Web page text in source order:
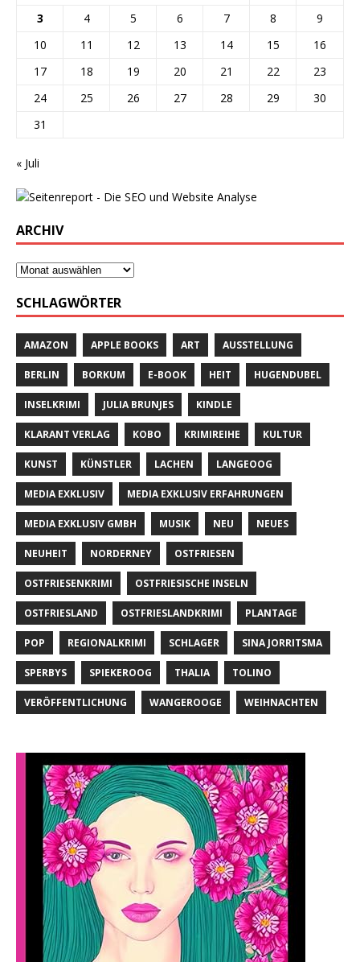
3
4 5 6 7 8
9
10
11 12 13 14 15
16
17
18 19 20 21 22
23
24
25 26 27 28 29
30
31
« Juli
ARCHIV
SCHLAGWÖRTER
AMAZON APPLE BOOKS ART AUSSTELLUNG
BERLIN BORKUM E-BOOK HEIT HUGENDUBEL
INSELKRIMI JULIA BRUNJES KINDLE
KLARANT VERLAG KOBO KRIMIREIHE KULTUR
KUNST KÜNSTLER LACHEN LANGEOOG
MEDIA EXKLUSIV MEDIA EXKLUSIV ERFAHRUNGEN
MEDIA EXKLUSIV GMBH MUSIK NEU NEUES
NEUHEIT NORDERNEY OSTFRIESEN
OSTFRIESENKRIMI OSTFRIESISCHE INSELN
OSTFRIESLAND OSTFRIESLANDKRIMI PLANTAGE
POP REGIONALKRIMI SCHLAGER SINA JORRITSMA
SPERBYS SPIEKEROOG THALIA TOLINO
VERÖFFENTLICHUNG WANGEROOGE WEIHNACHTEN